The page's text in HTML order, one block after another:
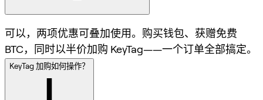
可以，两项优惠可叠加使用。购买钱包、获赠免费
BTC，同时以半价加购 KeyTag——一个订单全部搞定。
KeyTag 加购如何操作？